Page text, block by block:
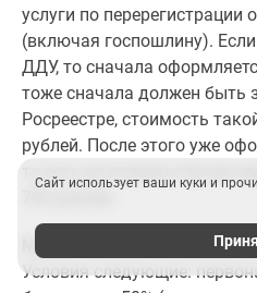
услуги по перерегистрации
(включая госпошлину).
ДДУ, то сначала
тоже сначала должен быть
Росреестре, стоимость
рублей. После этого уже
то есть во втором случае
Можно оформить рассрочку
Условия следующие:
Сайт использует ваши куки и